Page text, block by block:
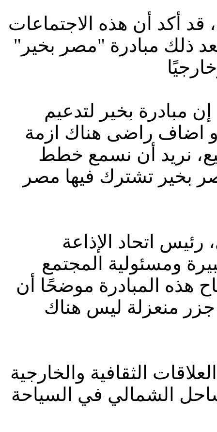
أكد أن هذه الاجتماعات
ذلك مبادرة "مصر بخير"
مبادرة بخير لتدعيم
اضاف راضى هناك ازمة
نريد أن نسمع خطط
بخير تشترك فيها مصر
اتحاد الإذاعة
ومسئولية المجتمع
هذه المبادرة موضحًا أن
منعزلة ليس هناك
الثقافية والخارجية
الشمالي في السياحة